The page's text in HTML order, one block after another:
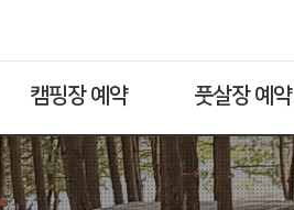
캠핑장 예약 풋살장 예약